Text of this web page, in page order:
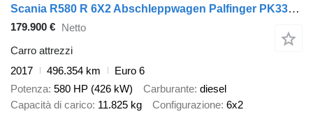
Scania R580 R 6X2 Abschleppwagen Palfinger PK33002 EH Crane Winch Recov
179.900 € Netto
Carro attrezzi
2017
496.354 km
Euro 6
Potenza 580 HP (426 kW) Carburante diesel
Capacità di carico 11.825 kg Configurazione 6x2